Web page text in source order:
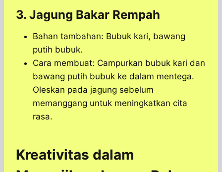
3. Jagung Bakar Rempah
Bahan tambahan: Bubuk kari, bawang
putih bubuk.
Cara membuat: Campurkan bubuk kari dan
bawang putih bubuk ke dalam mentega.
Oleskan pada jagung sebelum
memanggang untuk meningkatkan cita
rasa.
Kreativitas dalam